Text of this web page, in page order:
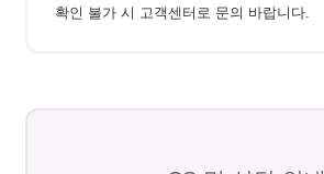
확인 불가 시 고객센터로 문의 바랍니다.